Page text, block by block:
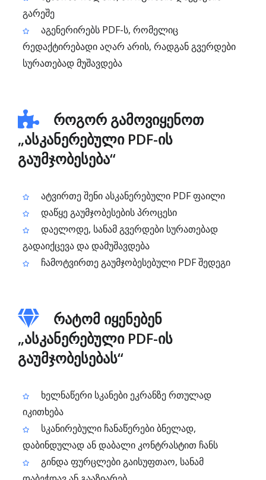
გარეშე
აგენერირებს PDF-ს, რომელიც
რედაქტირებადი აღარ არის, რადგან გვერდები
სურათებად მუშავდება
როგორ გამოვიყენოთ
„ასკანერებული PDF-ის
გაუმჯობესება“
ატვირთე შენი ასკანერებული PDF ფაილი
დაწყე გაუმჯობესების პროცესი
დაელოდე, სანამ გვერდები სურათებად
გადაიქცევა და დამუშავდება
ჩამოტვირთე გაუმჯობესებული PDF შედეგი
რატომ იყენებენ
„ასკანერებული PDF-ის
გაუმჯობესებას“
ხელნაწერი სკანები ეკრანზე რთულად
იკითხება
სკანირებული ჩანაწერები ბნელად,
დაბინდულად ან დაბალი კონტრასტით ჩანს
გინდა ფურცლები გაისუფთაო, სანამ